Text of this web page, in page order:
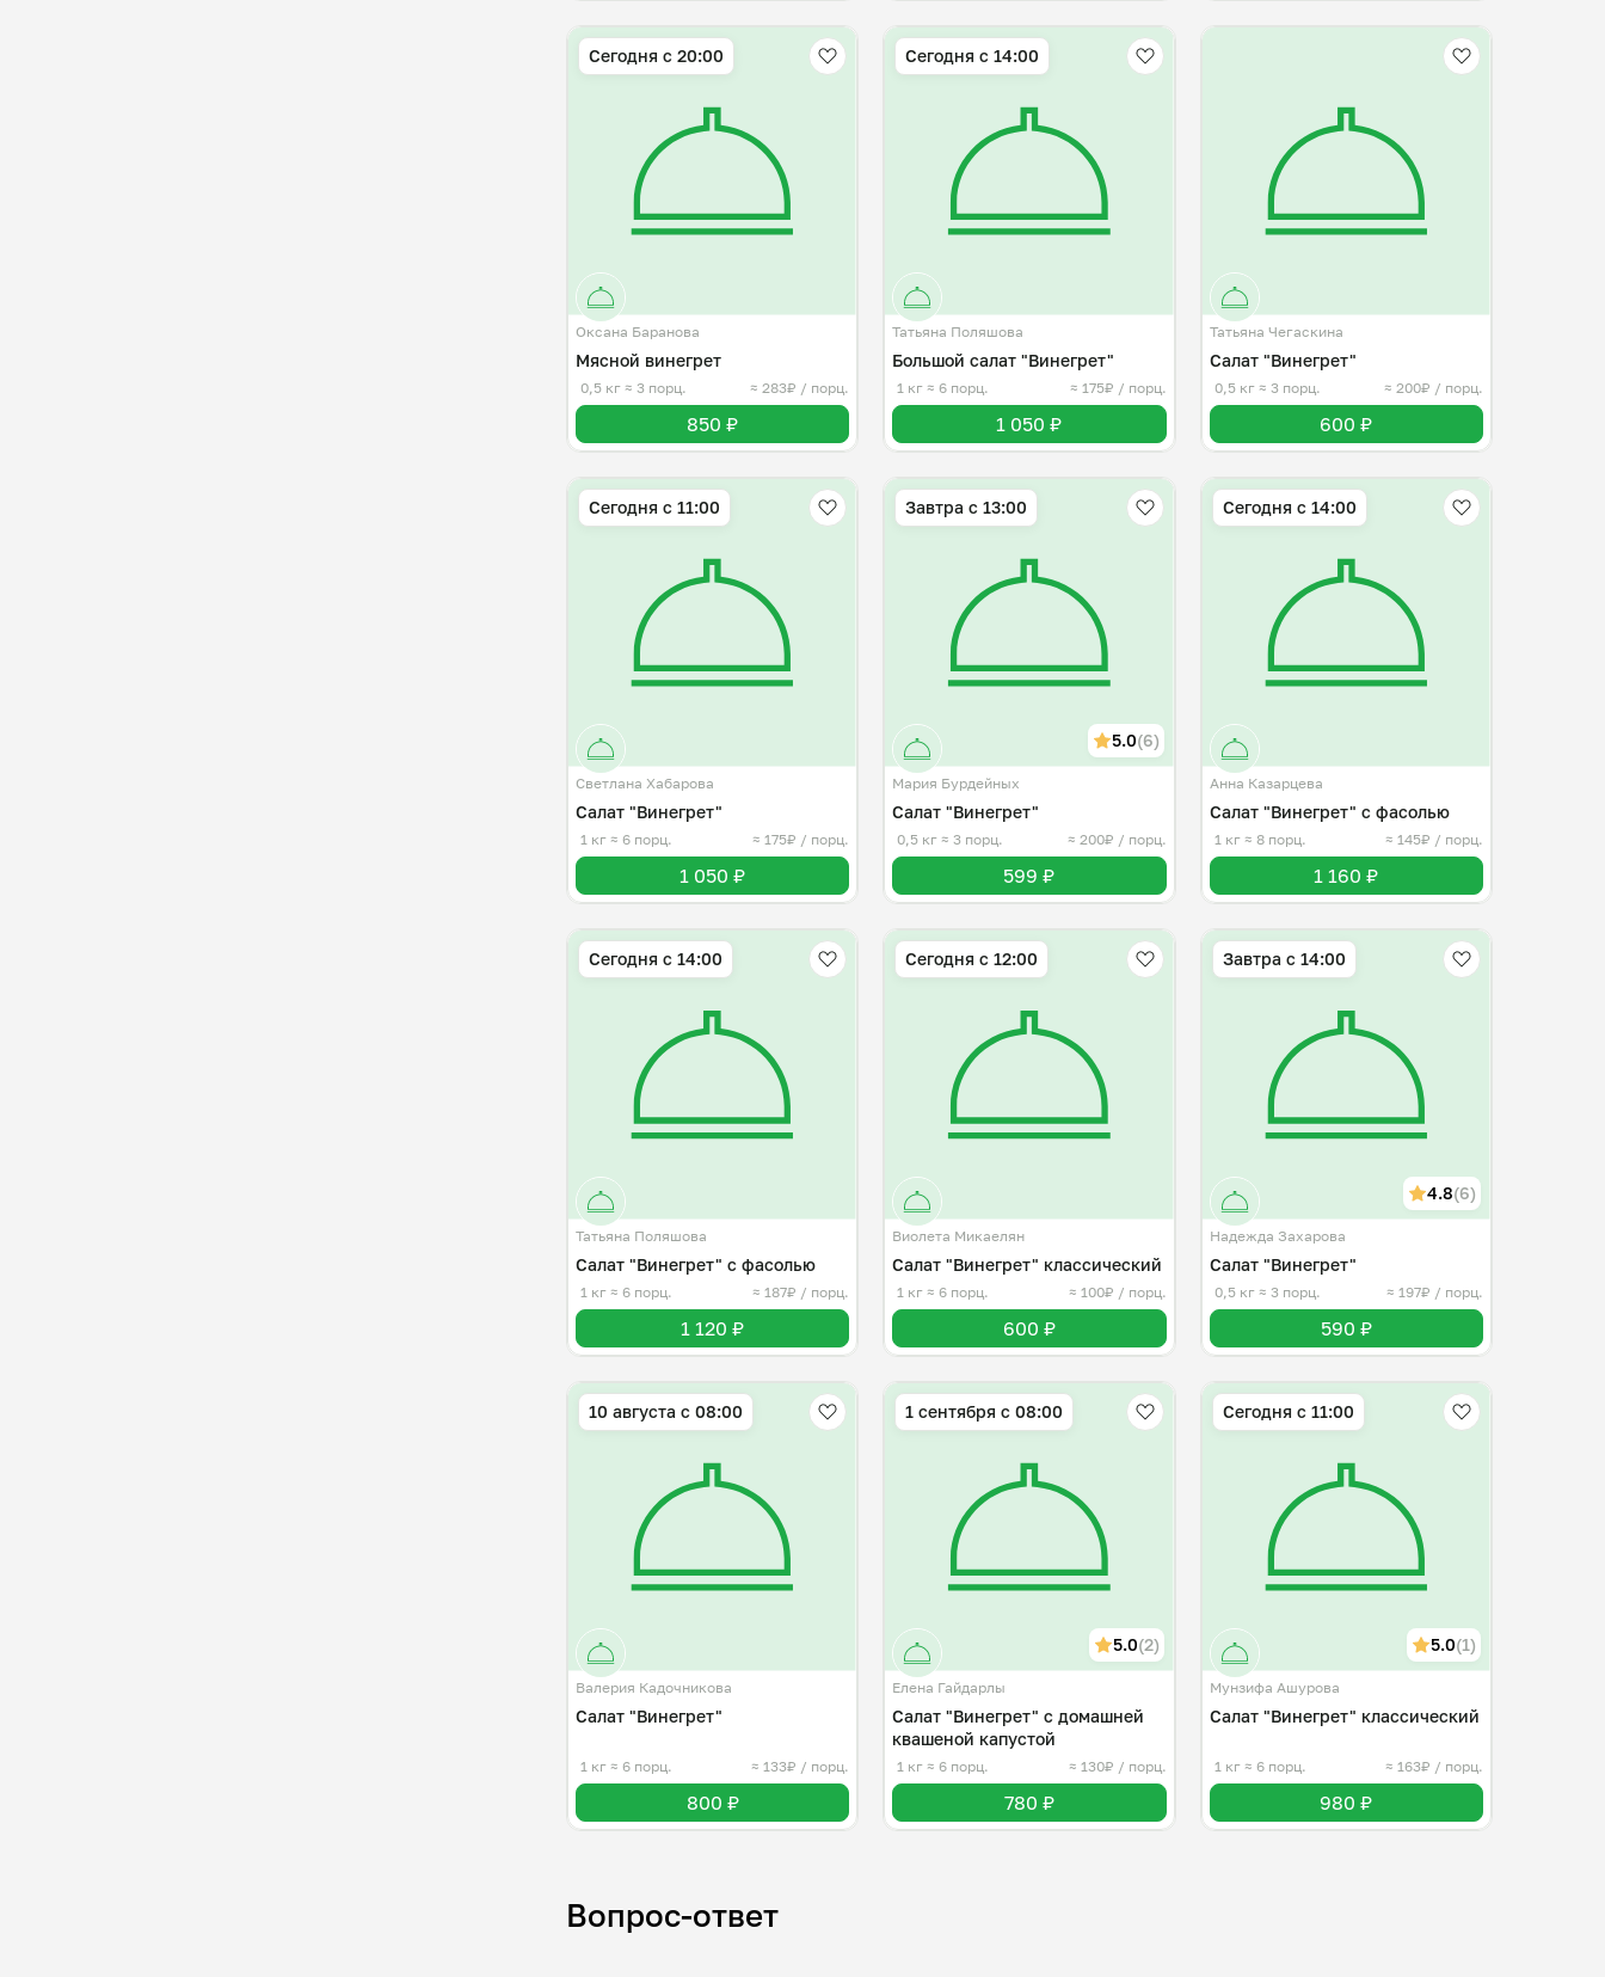
Сегодня с 20:00
Оксана Баранова
Мясной винегрет
0,5 кг ≈ 3 порц. ≈ 283₽ / порц.
850 ₽
Сегодня с 14:00
Татьяна Поляшова
Большой салат "Винегрет"
1 кг≈ 6 порц. ≈ 175₽ / порц.
1 050 ₽
Татьяна Чегаскина
Салат "Винегрет"
0,5 кг ≈ 3 порц. ≈ 200₽ / порц.
600 ₽
Сегодня с 11:00
Светлана Хабарова
Салат "Винегрет"
1 кг ≈ 6 порц. ≈ 175₽ / порц.
1 050 ₽
Завтра c 13:00
5.0(6)
Мария Бурдейных
Салат "Винегрет"
0,5 кг≈ 3 порц. ≈ 200₽ / порц.
599 ₽
Сегодня с 14:00
Анна Казарцева
Салат "Винегрет" с фасолью
1 кг ≈ 8 порц. ≈ 145₽ / порц.
1 160 ₽
Сегодня с 14:00
Татьяна Поляшова
Салат "Винегрет" с фасолью
1 кг ≈ 6 порц. ≈ 187₽ / порц.
1 120 ₽
Сегодня с 12:00
Виолета Микаелян
Салат "Винегрет" классический
1 кг≈ 6 порц. ≈ 100₽ / порц.
600 ₽
Завтра c 14:00
4.8(6)
Надежда Захарова
Салат "Винегрет"
0,5 кг ≈ 3 порц. ≈ 197₽ / порц.
590 ₽
10 августа с 08:00
Валерия Кадочникова
Салат "Винегрет"
1 кг ≈ 6 порц. ≈ 133₽ / порц.
800 ₽
1 сентября с 08:00
5.0(2)
Елена Гайдарлы
Салат "Винегрет" с домашней
квашеной капустой
1 кг≈ 6 порц. ≈ 130₽ / порц.
780 ₽
Сегодня с 11:00
5.0(1)
Мунзифа Ашурова
Салат "Винегрет" классический
1 кг ≈ 6 порц. ≈ 163₽ / порц.
980 ₽
Вопрос-ответ